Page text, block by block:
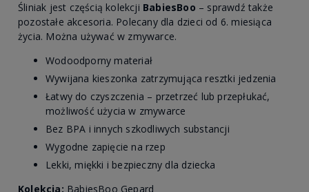
Śliniak jest częścią kolekcji BabiesBoo – sprawdź także
pozostałe akcesoria. Polecany dla dzieci od 6. miesiąca
życia. Można używać w zmywarce.
Wodoodporny materiał
Wywijana kieszonka zatrzymująca resztki jedzenia
Łatwy do czyszczenia – przetrzeć lub przepłukać,
możliwość użycia w zmywarce
Bez BPA i innych szkodliwych substancji
Wygodne zapięcie na rzep
Lekki, miękki i bezpieczny dla dziecka
Kolekcja: BabiesBoo Gepard